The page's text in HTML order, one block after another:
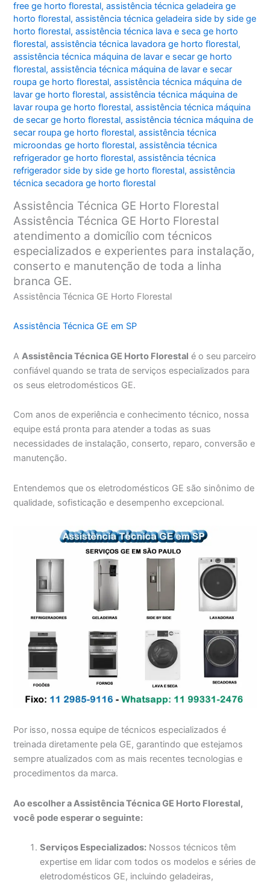
free ge horto florestal,assistência técnica geladeira ge
horto florestal,assistência técnica geladeira side by side ge
horto florestal,assistência técnica lava e seca ge horto
florestal,assistência técnica lavadora ge horto florestal,
assistência técnica máquina de lavar e secar ge horto
florestal,assistência técnica máquina de lavar e secar
roupa ge horto florestal,assistência técnica máquina de
lavar ge horto florestal,assistência técnica máquina de
lavar roupa ge horto florestal,assistência técnica máquina
de secar ge horto florestal,assistência técnica máquina de
secar roupa ge horto florestal,assistência técnica
microondas ge horto florestal,assistência técnica
refrigerador ge horto florestal,assistência técnica
refrigerador side by side ge horto florestal,assistência
técnica secadora ge horto florestal
Assistência Técnica GE Horto Florestal
Assistência Técnica GE Horto Florestal
atendimento a domicílio com técnicos
especializados e experientes para instalação,
conserto e manutenção de toda a linha
branca GE.
Assistência Técnica GE Horto Florestal
Assistência Técnica GE em SP
AAssistência Técnica GE Horto Florestal é o seu parceiro
confiável quando se trata de serviços especializados para
os seus eletrodomésticos GE.
Com anos de experiência e conhecimento técnico, nossa
equipe está pronta para atender a todas as suas
necessidades de instalação, conserto, reparo, conversão e
manutenção.
Entendemos que os eletrodomésticos GE são sinônimo de
qualidade, sofisticação e desempenho excepcional.
Por isso, nossa equipe de técnicos especializados é
treinada diretamente pela GE, garantindo que estejamos
sempre atualizados com as mais recentes tecnologias e
procedimentos da marca.
Ao escolher a Assistência Técnica GE Horto Florestal,
você pode esperar o seguinte:
Serviços Especializados: Nossos técnicos têm
expertise em lidar com todos os modelos e séries de
eletrodomésticos GE, incluindo geladeiras,